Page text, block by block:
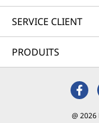
SERVICE CLIENT
PRODUITS
@